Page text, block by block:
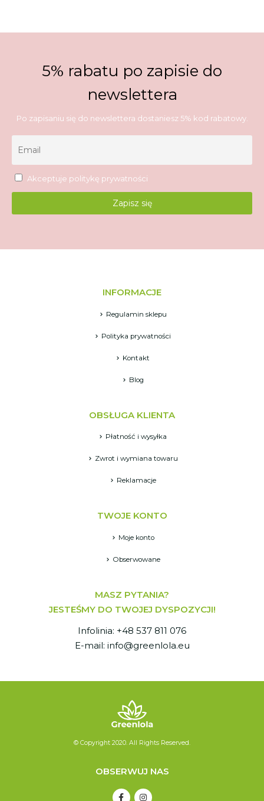
5% rabatu po zapisie do
newslettera
Po zapisaniu się do newslettera dostaniesz 5% kod rabatowy.
Akceptuje politykę prywatności
INFORMACJE
Regulamin sklepu
Polityka prywatności
Kontakt
Blog
OBSŁUGA KLIENTA
Płatność i wysyłka
Zwrot i wymiana towaru
Reklamacje
TWOJE KONTO
Moje konto
Obserwowane
MASZ PYTANIA?
JESTEŚMY DO TWOJEJ DYSPOZYCJI!
Infolinia: +48 537 811 076
E-mail: info@greenlola.eu
© Copyright 2020. All Rights Reserved.
OBSERWUJ NAS